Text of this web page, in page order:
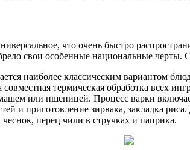
что очень быстро
свои особенные национальные черты.
наиболее классическим вариантом
термическая обработка всех
или пшеницей. Процесс варки
и приготовление зирвака, закладка
перец чили в стручках и паприка.